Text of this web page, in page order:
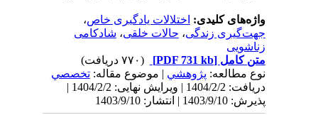
واژه‌های کلیدی:اختلالات یادگیری خاص،
جهت‌گیری زندگی،حالات خلقی،شادکامی
زناشویی
متن کامل[PDF 731 kb]
نوع مطالعه:پژوهشي| موضوع مقاله:تخصصي
دریافت: 1404/2/2 | ویرایش نهایی: 1404/2/2 |
پذیرش: 1403/9/10 | انتشار: 1403/9/10